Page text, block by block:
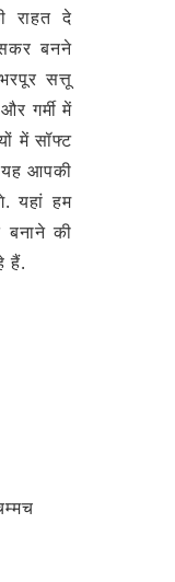
राहत दे
बनने
सत्तू
गर्मी में
में सॉफ्ट
यह आपकी
यहां हम
की
हैं.